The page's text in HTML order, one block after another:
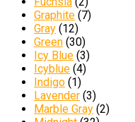
Graphite (7)
Gray (12)
Green (30)
Icy Blue (3)
Icyblue (4)
Indigo (1)
Lavender (3)
Marble Gray (2)